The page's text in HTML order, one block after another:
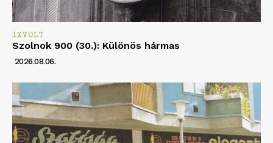
1XVOLT
Szolnok 900 (30.): Különös hármas
2026.08.06.